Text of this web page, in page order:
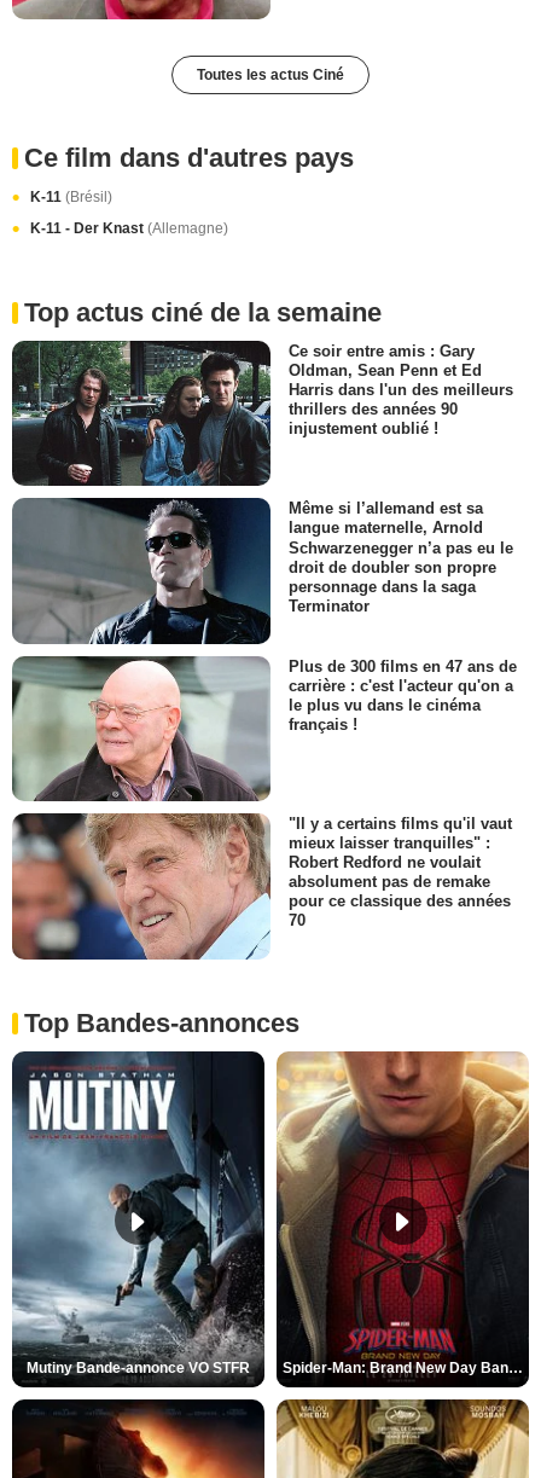
Toutes les actus Ciné
Ce film dans d'autres pays
K-11 (Brésil)
K-11 - Der Knast (Allemagne)
Top actus ciné de la semaine
Ce soir entre amis : Gary
Oldman, Sean Penn et Ed
Harris dans l'un des meilleurs
thrillers des années 90
injustement oublié !
Même si l’allemand est sa
langue maternelle, Arnold
Schwarzenegger n’a pas eu le
droit de doubler son propre
personnage dans la saga
Terminator
Plus de 300 films en 47 ans de
carrière : c'est l'acteur qu'on a
le plus vu dans le cinéma
français !
"Il y a certains films qu'il vaut
mieux laisser tranquilles" :
Robert Redford ne voulait
absolument pas de remake
pour ce classique des années
70
Top Bandes-annonces
Mutiny Bande-annonce VO STFR Spider-Man: Brand New Day Bande-annonce VO STFR